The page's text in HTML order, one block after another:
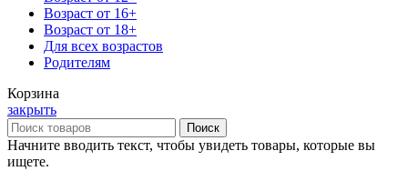
Возраст от 16+
Возраст от 18+
Для всех возрастов
Родителям
Корзина
закрыть
Поиск
Начните вводить текст, чтобы увидеть товары, которые вы
ищете.